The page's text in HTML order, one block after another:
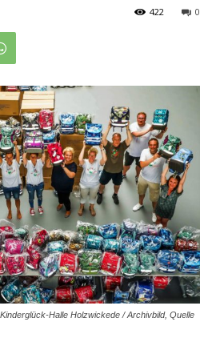
0
422
Halle Holzwickede / Archivbild, Quelle